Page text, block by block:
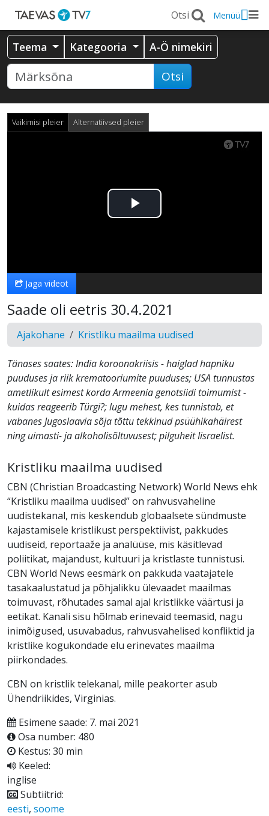
Menüü
Teema Kategooria A-Ö nimekiri
Otsi
Vaikimisi pleier Alternatiivsed pleier
Esita
Jaga videot
Saade oli eetris 30.4.2021
Ajakohane Kristliku maailma uudised
Tänases saates: India koroonakriisis - haiglad hapniku
puuduses ja riik krematooriumite puuduses; USA tunnustas
ametlikult esimest korda Armeenia genotsiidi toimumist -
kuidas reageerib Türgi?; lugu mehest, kes tunnistab, et
vabanes Jugoslaavia sõja tõttu tekkinud psüühikahäirest
ning uimasti- ja alkoholisõltuvusest; pilguheit Iisraelist.
Kristliku maailma uudised
CBN (Christian Broadcasting Network) World News ehk
“Kristliku maailma uudised” on rahvusvaheline
uudistekanal, mis keskendub globaalsete sündmuste
kajastamisele kristlikust perspektiivist, pakkudes
uudiseid, reportaaže ja analüüse, mis käsitlevad
poliitikat, majandust, kultuuri ja kristlaste tunnistusi.
CBN World News eesmärk on pakkuda vaatajatele
tasakaalustatud ja põhjalikku ülevaadet maailmas
toimuvast, rõhutades samal ajal kristlikke väärtusi ja
eetikat. Kanali sisu hõlmab erinevaid teemasid, nagu
inimõigused, usuvabadus, rahvusvahelised konfliktid ja
kristlike kogukondade elu erinevates maailma
piirkondades.
CBN on kristlik telekanal, mille peakorter asub
Ühendriikides, Virginias.
Esimene saade: 7. mai 2021
Osa number: 480
Kestus: 30 min
Keeled:
inglise
Subtiitrid:
eesti, soome